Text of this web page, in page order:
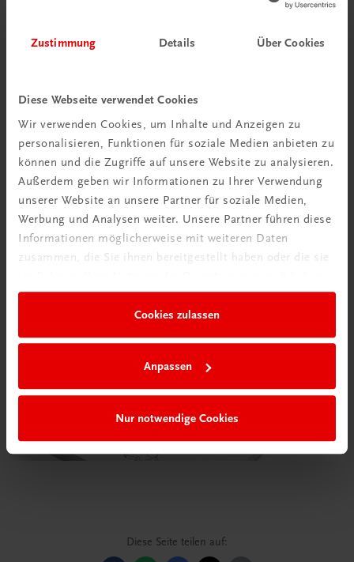
Zustimmung Details Über Cookies
Diese Webseite verwendet Cookies
Wir verwenden Cookies, um Inhalte und Anzeigen zu
personalisieren, Funktionen für soziale Medien anbieten zu
können und die Zugriffe auf unsere Website zu analysieren.
Außerdem geben wir Informationen zu Ihrer Verwendung
unserer Website an unsere Partner für soziale Medien,
Werbung und Analysen weiter. Unsere Partner führen diese
Informationen möglicherweise mit weiteren Daten
zusammen, die Sie ihnen bereitgestellt haben oder die sie
Cookies zulassen
Anpassen
Nur notwendige Cookies
Diese Seite teilen auf: